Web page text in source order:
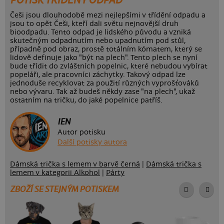
Češi jsou dlouhodobě mezi nejlepšími v třídění odpadu a
jsou to opět Češi, kteří dali světu nejnovější druh
bioodpadu. Tento odpad je lidského původu a vzniká
skutečným odpadnutím nebo upadnutím pod stůl,
případně pod obraz, prostě totálním kómatem, který se
lidově definuje jako "být na plech". Tento plech se nyní
bude třídit do zvláštních popelnic, které nebudou vybírat
popeláři, ale pracovníci záchytky. Takový odpad lze
jednoduše recyklovat za použití různých vyprošťováků
nebo vývaru. Tak až budeš někdy zase "na plech", ukaž
ostatním na tričku, do jaké popelnice patříš.
IEN
Autor potisku
Další potisky autora
Dámská trička s lemem v barvě černá
Dámská trička s
lemem v kategorii Alkohol
Párty
ZBOŽÍ SE STEJNÝM POTISKEM